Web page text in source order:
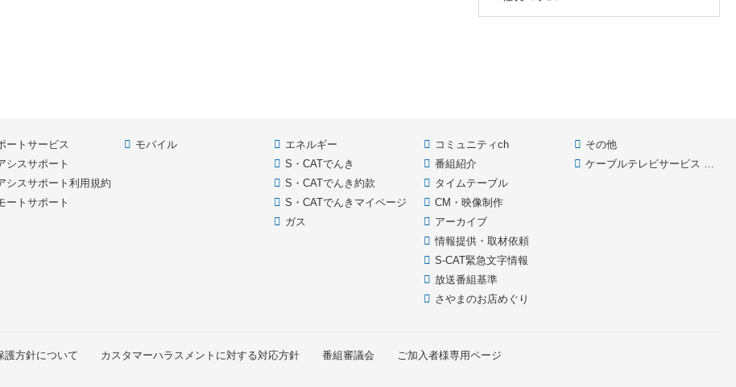
ートサービス
シスサポート
シスサポート利用規約
ートサポート
モバイル
エネルギー
S・CATでんき
S・CATでんき約款
S・CATでんきマイページ
ガス
コミュニティch
番組紹介
タイムテーブル
CM・映像制作
アーカイブ
情報提供・取材依頼
S-CAT緊急文字情報
放送番組基準
さやまのお店めぐり
その他
ケーブルテレビサービス HOME
護方針について カスタマーハラスメントに対する対応方針 番組審議会 ご加入者様専用ページ